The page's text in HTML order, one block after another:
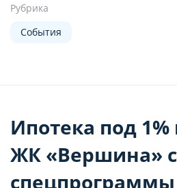
Рубрика
События
Ипотека под
ЖК «Вершина»
спецпрограммы